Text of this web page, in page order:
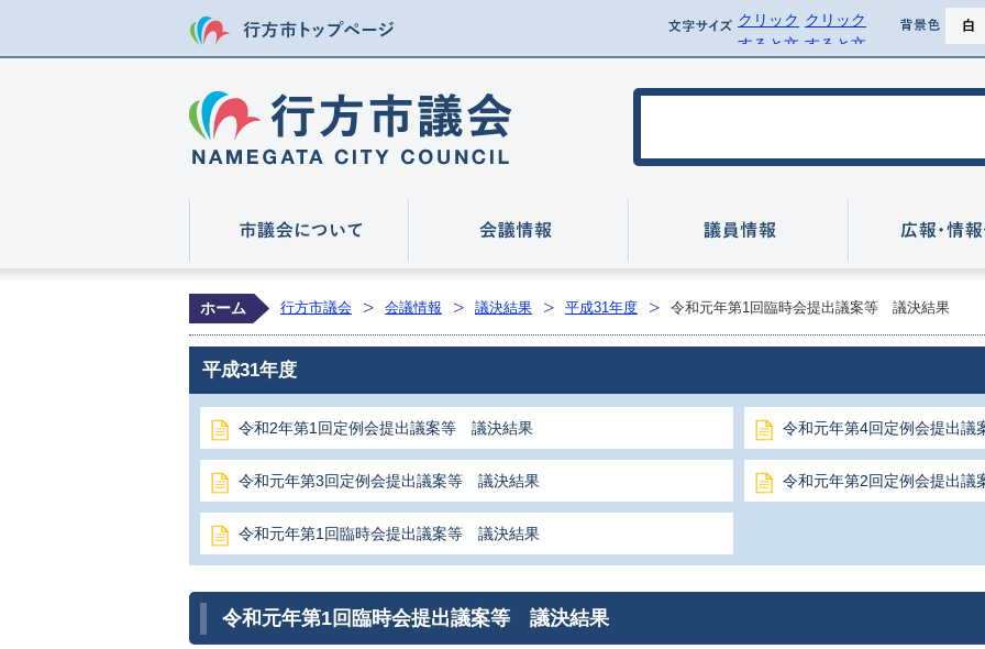
文字サイズ
クリック
すると文
を標準に
クリック
すると文
を拡大で
背景色
背景を
ホーム 行方市議会 会議情報 議決結果 平成31年度 令和元年第1回臨時会提出議案等 議決結果
平成31年度
令和2年第1回定例会提出議案等 議決結果 令和元年第4回定例会提出
令和元年第3回定例会提出議案等 議決結果 令和元年第2回定例会提出
令和元年第1回臨時会提出議案等 議決結果
令和元年第1回臨時会提出議案等 議決結果